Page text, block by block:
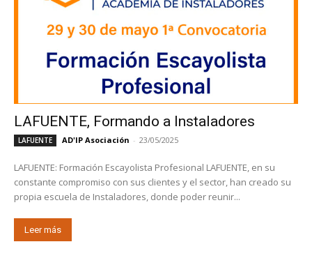
LAFUENTE, Formando a Instaladores
LAFUENTE AD'IP Asociación - 23/05/2025
LAFUENTE: Formación Escayolista Profesional LAFUENTE, en su
constante compromiso con sus clientes y el sector, han creado su
propia escuela de Instaladores, donde poder reunir...
Leer más